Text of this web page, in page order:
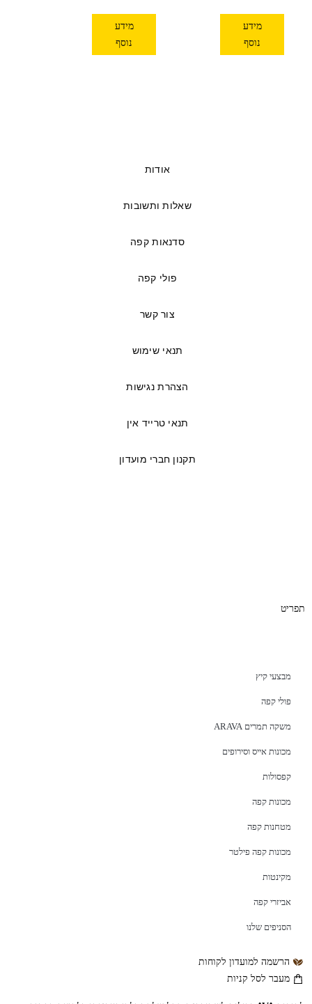
מידע
נוסף
מידע
נוסף
אודות
שאלות ותשובות
סדנאות קפה
פולי קפה
צור קשר
תנאי שימוש
הצהרת נגישות
תנאי טרייד אין
תקנון חברי מועדון
תפריט
מבצעי קיץ
פולי קפה
משקה תמרים ARAVA
מכונות אייס וסירופים
קפסולות
מכונות קפה
מטחנות קפה
מכונות קפה פילטר
מקינטות
אביזרי קפה
הסניפים שלנו
הרשמה למועדון לקוחות
מעבר לסל קניות